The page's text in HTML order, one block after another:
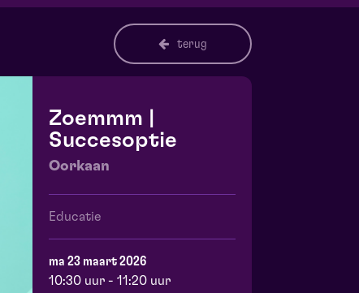
terug
Zoemmm |
Succesoptie
Oorkaan
Educatie
ma 23 maart 2026
10:30 uur - 11:20 uur